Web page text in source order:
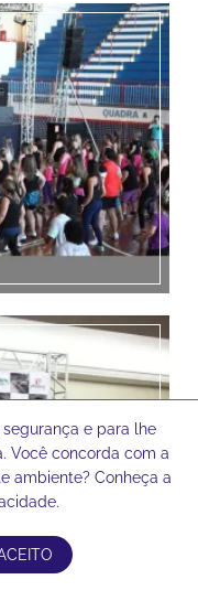
e para lhe
Você concorda com a
ambiente? Conheça a